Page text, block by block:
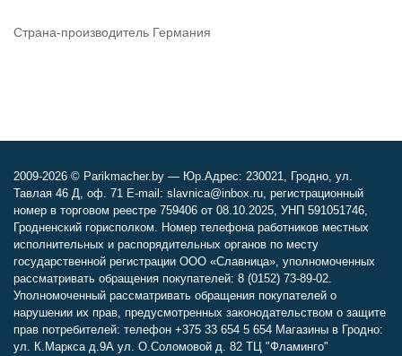
Страна-производитель Германия
2009-2026 © Parikmacher.by — Юр.Адрес: 230021, Гродно, ул.
Тавлая 46 Д, оф. 71 E-mail: slavnica@inbox.ru, регистрационный
номер в торговом реестре 759406 от 08.10.2025, УНП 591051746,
Гродненский горисполком. Номер телефона работников местных
исполнительных и распорядительных органов по месту
государственной регистрации ООО «Славница», уполномоченных
рассматривать обращения покупателей: 8 (0152) 73-89-02.
Уполномоченный рассматривать обращения покупателей о
нарушении их прав, предусмотренных законодательством о защите
прав потребителей: телефон +375 33 654 5 654 Магазины в Гродно:
ул. К.Маркса д.9А ул. О.Соломовой д. 82 ТЦ "Фламинго"